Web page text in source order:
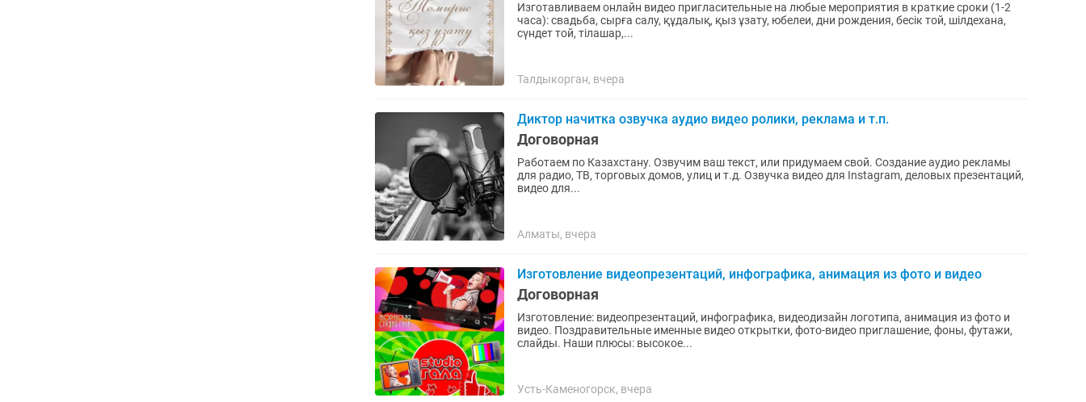
Изготавливаем онлайн видео пригласительные на любые мероприятия в краткие сроки (1-2
часа): свадьба, сырға салу, құдалық, қыз ұзату, юбелеи, дни рождения, бесік той, шілдехана,
сүндет той, тілашар,...
Талдыкорган, вчера
Диктор начитка озвучка аудио видео ролики, реклама и т.п.
Договорная
Работаем по Казахстану. Озвучим ваш текст, или придумаем свой. Создание аудио рекламы
для радио, ТВ, торговых домов, улиц и т.д. Озвучка видео для Instagram, деловых презентаций,
видео для...
Алматы, вчера
Изготовление видеопрезентаций, инфографика, анимация из фото и видео
Договорная
Изготовление: видеопрезентаций, инфографика, видеодизайн логотипа, анимация из фото и
видео. Поздравительные именные видео открытки, фото-видео приглашение, фоны, футажи,
слайды. Наши плюсы: высокое...
Усть-Каменогорск, вчера